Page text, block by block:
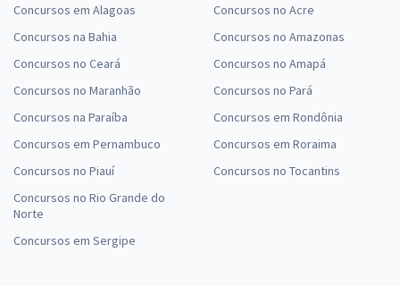
Concursos em Alagoas
Concursos na Bahia
Concursos no Ceará
Concursos no Maranhão
Concursos na Paraíba
Concursos em Pernambuco
Concursos no Piauí
Concursos no Rio Grande do
Norte
Concursos em Sergipe
Concursos no Acre
Concursos no Amazonas
Concursos no Amapá
Concursos no Pará
Concursos em Rondônia
Concursos em Roraima
Concursos no Tocantins